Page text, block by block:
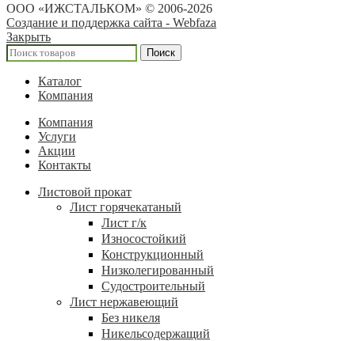
ООО «ИЖСТАЛЬКОМ» © 2006-2026
Создание и поддержка сайта - Webfaza
Закрыть
Поиск
Каталог
Компания
Компания
Услуги
Акции
Контакты
Листовой прокат
Лист горячекатаный
Лист г/к
Износостойкий
Конструкционный
Низколегированный
Судостроительный
Лист нержавеющий
Без никеля
Никельсодержащий